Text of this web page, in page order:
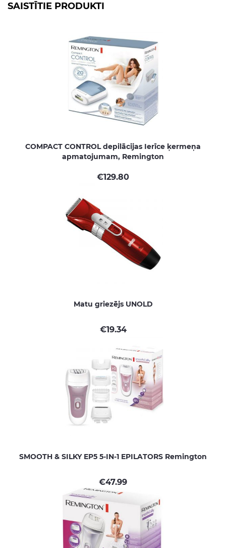
SAISTĪTIE PRODUKTI
COMPACT CONTROL depilācijas Ierīce ķermeņa
apmatojumam, Remington
€129.80
Matu griezējs UNOLD
€19.34
SMOOTH & SILKY EP5 5-IN-1 EPILATORS Remington
€47.99